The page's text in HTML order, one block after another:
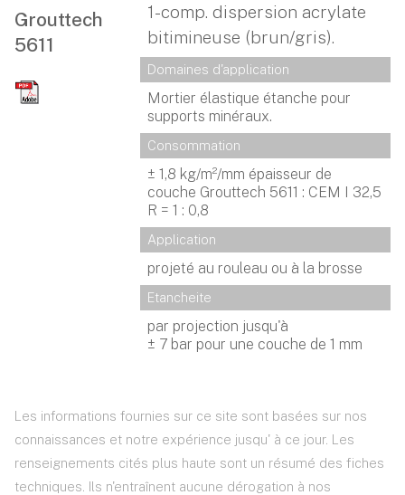
Grouttech
5611
1-comp. dispersion acrylate
bitimineuse (brun/gris).
Domaines d'application
Mortier élastique étanche pour
supports minéraux.
Consommation
± 1,8 kg/m²/mm épaisseur de
couche Grouttech 5611 : CEM I 32,5
R = 1 : 0,8
Application
projeté au rouleau ou à la brosse
Etancheite
par projection jusqu'à
± 7 bar pour une couche de 1 mm
Les informations fournies sur ce site sont basées sur nos
connaissances et notre expérience jusqu' à ce jour. Les
renseignements cités plus haute sont un résumé des fiches
techniques. Ils n'entraînent aucune dérogation à nos